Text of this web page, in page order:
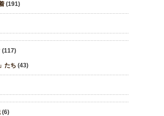
(191)
(117)
たち (43)
(6)